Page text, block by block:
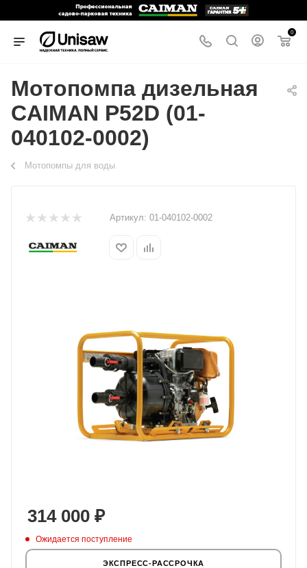
0
Мотопомпа дизельная
CAIMAN P52D (01-
040102-0002)
Мотопомпы для воды
Артикул: 01-040102-0002
314 000 ₽
Ожидается поступление
ЭКСПРЕСС-РАССРОЧКА